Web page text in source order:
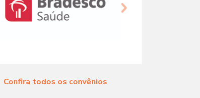
Próximo
Confira todos os convênios